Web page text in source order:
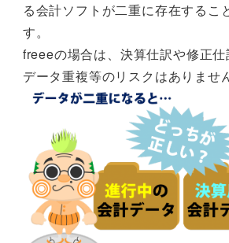
る会計ソフトが二重に存在するこ
す。
freeeの場合は、決算仕訳や修正
データ重複等のリスクはありません